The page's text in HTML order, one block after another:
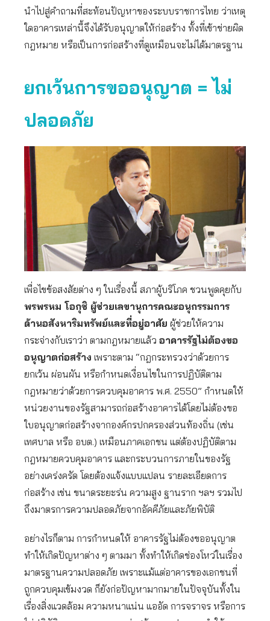
นำไปสู่คำถามที่สะท้อนปัญหาของระบบราชการไทย ว่าเหตุ
ใดอาคารเหล่านี้จึงได้รับอนุญาตให้ก่อสร้าง ทั้งที่เข้าข่ายผิด
กฎหมาย หรือเป็นการก่อสร้างที่ดูเหมือนจะไม่ได้มาตรฐาน
ยกเว้นการขออนุญาต = ไม่
ปลอดภัย
เพื่อไขข้อสงสัยต่าง ๆ ในเรื่องนี้ สภาผู้บริโภค ชวนพูดคุยกับ
พรพรหม โอกุชิ ผู้ช่วยเลขานุการคณะอนุกรรมการ
ด้านอสังหาริมทรัพย์และที่อยู่อาศัย ผู้ช่วยให้ความ
กระจ่างกับเราว่า ตามกฎหมายแล้ว อาคารรัฐไม่ต้องขอ
อนุญาตก่อสร้าง เพราะตาม “กฎกระทรวงว่าด้วยการ
ยกเว้น ผ่อนผัน หรือกำหนดเงื่อนไขในการปฏิบัติตาม
กฎหมายว่าด้วยการควบคุมอาคาร พ.ศ. 2550” กำหนดให้
หน่วยงานของรัฐสามารถก่อสร้างอาคารได้โดยไม่ต้องขอ
ใบอนุญาตก่อสร้างจากองค์กรปกครองส่วนท้องถิ่น (เช่น
เทศบาล หรือ อบต.) เหมือนภาคเอกชน แต่ต้องปฏิบัติตาม
กฎหมายควบคุมอาคาร และกระบวนการภายในของรัฐ
อย่างเคร่งครัด โดยต้องแจ้งแบบแปลน รายละเอียดการ
ก่อสร้าง เช่น ขนาดระยะร่น ความสูง ฐานราก ฯลฯ รวมไป
ถึงมาตรการความปลอดภัยจากอัคคีภัยและภัยพิบัติ
อย่างไรก็ตาม การกำหนดให้ อาคารรัฐไม่ต้องขออนุญาต
ทำให้เกิดปัญหาต่าง ๆ ตามมา ทั้งทำให้เกิดช่องโหว่ในเรื่อง
มาตรฐานความปลอดภัย เพราะแม้แต่อาคารของเอกชนที่
ถูกควบคุมเข้มงวด ก็ยังก่อปัญหามากมายในปัจจุบันทั้งใน
เรื่องสิ่งแวดล้อม ความหนาแน่น แออัด การจราจร หรือการ